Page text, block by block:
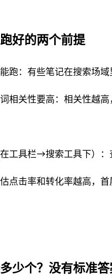
好的两个前提
跑：有些笔记在搜索场
相关性要高：相关性越高
工具栏→搜索工具下）：
点击率和转化率越高，
少个？没有标准